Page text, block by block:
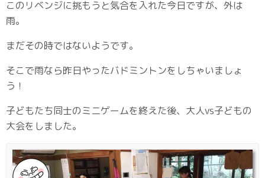
このリベンジに挑もうと気合を入れた今日ですが、外は
雨。
まだその時ではないようです。
そこで雨なら昨日やったバドミントンをしちゃいましょ
う！
子どもたち同士のミニゲームを終えた後、大人vs子どもの
大会をしました。